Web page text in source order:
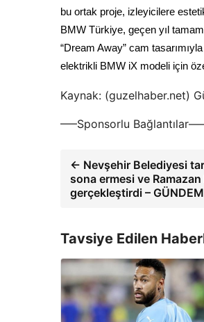
bu ortak proje, izleyicilere
BMW Türkiye, geçen yıl
“Dream Away” cam
elektrikli BMW iX modeli için
Kaynak: (guzelhaber.net)
—–Sponsorlu
← Nevşehir Belediyesi
sona ermesi ve Ramazan
gerçekleştirdi – GÜNDEM
Tavsiye Edilen